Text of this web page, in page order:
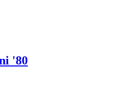
'80